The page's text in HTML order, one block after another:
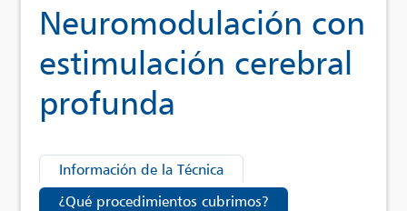
Neuromodulación con
estimulación cerebral
profunda
Información de la Técnica
¿Qué procedimientos cubrimos?